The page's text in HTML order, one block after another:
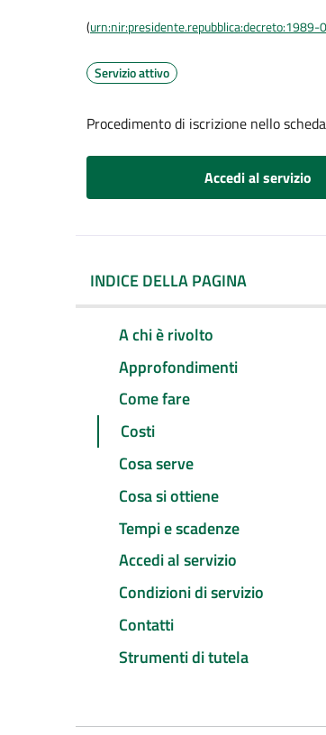
(
Servizio attivo
Procedimento di iscrizione nello
Accedi al servizio
INDICE DELLA PAGINA
A chi è rivolto
Approfondimenti
Come fare
Costi
Cosa serve
Cosa si ottiene
Tempi e scadenze
Accedi al servizio
Condizioni di servizio
Contatti
Strumenti di tutela